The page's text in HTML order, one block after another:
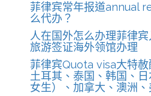
菲律宾常年报道annual
么代办？
人在国外怎么办理菲律
旅游签证海外领馆办理
菲律宾Quota visa大特赦
土耳其、泰国、韩国、
女生）、加拿大、澳洲